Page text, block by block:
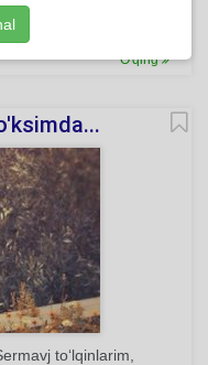
O'qing
Sermavj to‘lqinlarim,